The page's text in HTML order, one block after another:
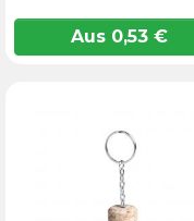
Aus 0,53 €